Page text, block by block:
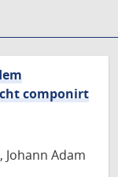
componirt
Johann Adam